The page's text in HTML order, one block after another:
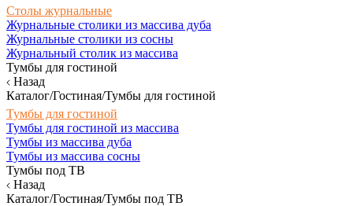
Столы журнальные
Журнальные столики из массива дуба
Журнальные столики из сосны
Журнальный столик из массива
Тумбы для гостиной
Назад
Каталог/Гостиная/Тумбы для гостиной
Тумбы для гостиной
Тумбы для гостиной из массива
Тумбы из массива дуба
Тумбы из массива сосны
Тумбы под ТВ
Назад
Каталог/Гостиная/Тумбы под ТВ